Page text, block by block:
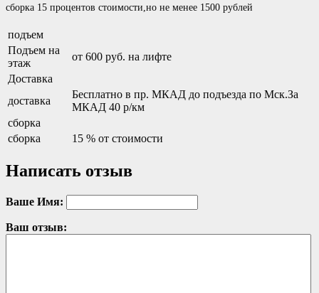
сборка 15 процентов стоимости,но не менее 1500 рублей
подъем
Подъем на
этаж
от 600 руб. на лифте
Доставка
доставка
Бесплатно в пр. МКАД до подъезда по Мск.За
МКАД 40 р/км
сборка
сборка
15 % от стоимости
Написать отзыв
Ваше Имя:
Ваш отзыв: